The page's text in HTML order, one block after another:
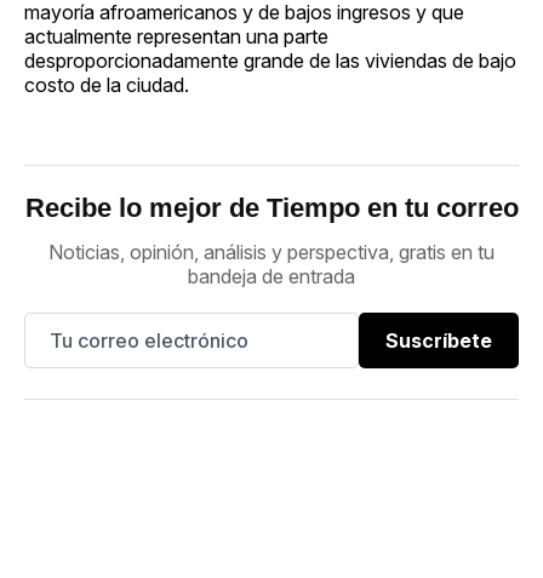
mayoría afroamericanos y de bajos ingresos y que
actualmente representan una parte
desproporcionadamente grande de las viviendas de bajo
costo de la ciudad.
Recibe lo mejor de Tiempo en tu correo
Noticias, opinión, análisis y perspectiva, gratis en tu
bandeja de entrada
Suscríbete